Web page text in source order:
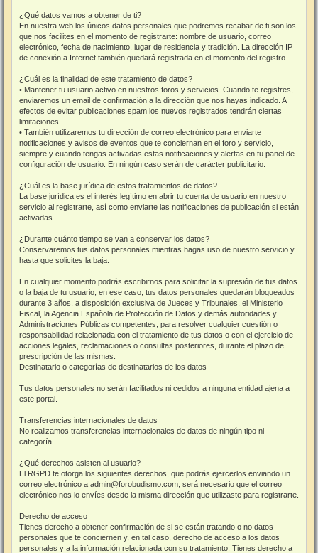
¿Qué datos vamos a obtener de ti?
En nuestra web los únicos datos personales que podremos recabar de ti son los
que nos facilites en el momento de registrarte: nombre de usuario, correo
electrónico, fecha de nacimiento, lugar de residencia y tradición. La dirección IP
de conexión a Internet también quedará registrada en el momento del registro.
¿Cuál es la finalidad de este tratamiento de datos?
• Mantener tu usuario activo en nuestros foros y servicios. Cuando te registres,
enviaremos un email de confirmación a la dirección que nos hayas indicado. A
efectos de evitar publicaciones spam los nuevos registrados tendrán ciertas
limitaciones.
• También utilizaremos tu dirección de correo electrónico para enviarte
notificaciones y avisos de eventos que te conciernan en el foro y servicio,
siempre y cuando tengas activadas estas notificaciones y alertas en tu panel de
configuración de usuario. En ningún caso serán de carácter publicitario.
¿Cuál es la base jurídica de estos tratamientos de datos?
La base jurídica es el interés legítimo en abrir tu cuenta de usuario en nuestro
servicio al registrarte, así como enviarte las notificaciones de publicación si están
activadas.
¿Durante cuánto tiempo se van a conservar los datos?
Conservaremos tus datos personales mientras hagas uso de nuestro servicio y
hasta que solicites la baja.
En cualquier momento podrás escribirnos para solicitar la supresión de tus datos
o la baja de tu usuario; en ese caso, tus datos personales quedarán bloqueados
durante 3 años, a disposición exclusiva de Jueces y Tribunales, el Ministerio
Fiscal, la Agencia Española de Protección de Datos y demás autoridades y
Administraciones Públicas competentes, para resolver cualquier cuestión o
responsabilidad relacionada con el tratamiento de tus datos o con el ejercicio de
acciones legales, reclamaciones o consultas posteriores, durante el plazo de
prescripción de las mismas.
Destinatario o categorías de destinatarios de los datos
Tus datos personales no serán facilitados ni cedidos a ninguna entidad ajena a
este portal.
Transferencias internacionales de datos
No realizamos transferencias internacionales de datos de ningún tipo ni
categoría.
¿Qué derechos asisten al usuario?
El RGPD te otorga los siguientes derechos, que podrás ejercerlos enviando un
correo electrónico a admin@forobudismo.com; será necesario que el correo
electrónico nos lo envíes desde la misma dirección que utilizaste para registrarte.
Derecho de acceso
Tienes derecho a obtener confirmación de si se están tratando o no datos
personales que te conciernen y, en tal caso, derecho de acceso a los datos
personales y a la información relacionada con su tratamiento. Tienes derecho a